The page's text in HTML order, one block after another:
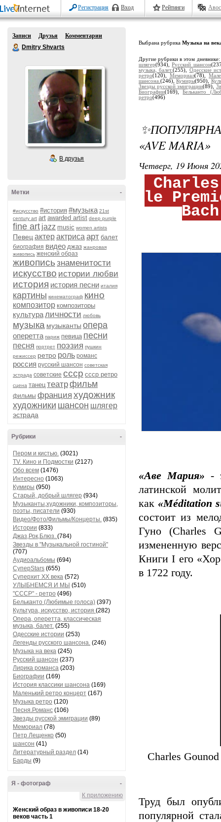
Регистрация Вход Рейтинги
Записи Друзья
Комментарии
Dmitry Shvarts
В друзья
-
Метки
#искусство #история #музыка 21st
century art art awarded artist deep purple
fine art jazz music women artists
Певец актерактриса арт балет
биография видео джаз жанровая
живопись женский образ
живопись знаменитости
искусство истории любви
история история песни италия
картины кинематограф кино
композитор композиторы
культураличности любовь
музыка музыканты опера
оперетта париж певица песни
песня портрет поэзия пушкин
режиссер ретро роль романс
россия русский шансон советская
эстрада советские ссср ссср ретро
сцена танец театрфильм
фильмы франция художник
художники шансон шлягер
эстрада
-
Рубрики
Пером и кистью. (3021)
TV. Кино и Подмостки (2127)
Обо всем (1476)
Интересно (1063)
Кумиры (950)
Старый, добрый шлягер (934)
Музыканты,художники, композиторы,
поэты, писатели (930)
Видео/Фото/Фильмы/Концерты. (835)
Истории (833)
Джаз,Рок,Блюз. (784)
Звезды в "Музыкальной гостиной"
(707)
Аудиоальбомы (694)
СуперStars (655)
Суперхит XX века (572)
УЛЫБНЕМСЯ И МЫ (510)
"СССР" - ретро (496)
Бельканто (Любимые голоса) (397)
Культура, искусство, история (282)
Опера, оперетта, классическая
музыка, балет. (255)
Одесские истории (253)
Легенды русского шансона. (246)
Музыка на века (245)
Русский шансон (237)
Лирика романса (203)
Биографии (169)
История классики шансона (169)
Маленький ретро концерт (167)
Музыка ретро (120)
Песня.Романс (106)
Звезды русской эмиграции (89)
Мемориал (78)
Петр Лещенко (50)
шансон (41)
Литературный раздел (14)
Барды (9)
-
Я - фотограф
К приложению
Женский образ в живописи 18-20
веков часть 1
Выбрана рубрика Музыка на
Другие рубрики в этом дневнике:
шлягер(934),Русский шансон
музыка, балет.(255), Одесские
ретро(120), Мемориал(78),
шансона. (246),Кумиры(950),
Звезды русской эмиграции(89),
Биографии(169),Бельканто
ретро(496)
«AVE MARIA»
Четверг, 19 Июня
le
«Аве Мария» -
латинской
как «Méditation
состоит из
Гуно (Charles
измененную
Книги I его
в 1722 году.
Charles
Труд был
популярной